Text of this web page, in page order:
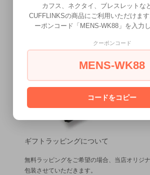
ギフトラッピングについて
無料ラッピングをご希望の場合、当店オリジ
包装させていただきます。
カフス、ネクタイ、ブレスレットな
CUFFLINKSの商品にご利用いただけま
ーポンコード「MENS-WK88」を入力
クーポンコード
MENS-WK88
コードをコピー